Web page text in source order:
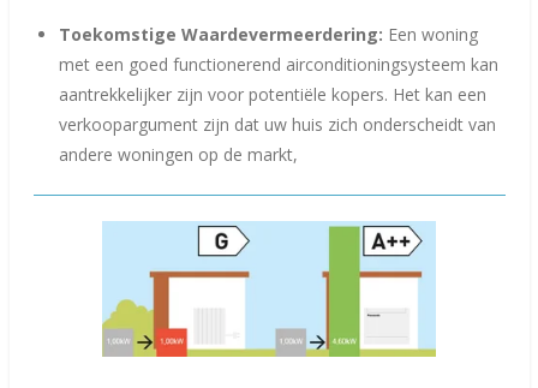
Toekomstige Waardevermeerdering: Een woning
met een goed functionerend airconditioningsysteem kan
aantrekkelijker zijn voor potentiële kopers. Het kan een
verkoopargument zijn dat uw huis zich onderscheidt van
andere woningen op de markt,